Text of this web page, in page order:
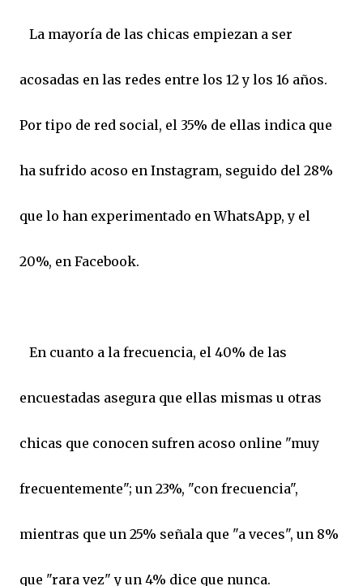
La mayoría de las chicas empiezan a ser
acosadas en las redes entre los 12 y los 16 años.
Por tipo de red social, el 35% de ellas indica que
ha sufrido acoso en Instagram, seguido del 28%
que lo han experimentado en WhatsApp, y el
20%, en Facebook.
En cuanto a la frecuencia, el 40% de las
encuestadas asegura que ellas mismas u otras
chicas que conocen sufren acoso online "muy
frecuentemente"; un 23%, "con frecuencia",
mientras que un 25% señala que "a veces", un 8%
que "rara vez" y un 4% dice que nunca.